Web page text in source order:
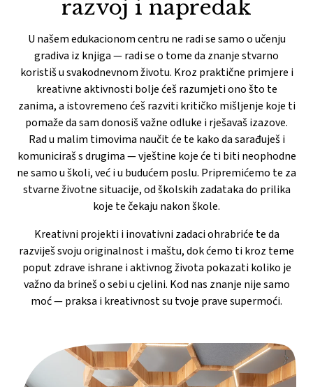
razvoj i napredak
U našem edukacionom centru ne radi se samo o učenju
gradiva iz knjiga — radi se o tome da znanje stvarno
koristiš u svakodnevnom životu. Kroz praktične primjere i
kreativne aktivnosti bolje ćeš razumjeti ono što te
zanima, a istovremeno ćeš razviti kritičko mišljenje koje ti
pomaže da sam donosiš važne odluke i rješavaš izazove.
Rad u malim timovima naučit će te kako da sarađuješ i
komuniciraš s drugima — vještine koje će ti biti neophodne
ne samo u školi, već i u budućem poslu. Pripremićemo te za
stvarne životne situacije, od školskih zadataka do prilika
koje te čekaju nakon škole.
Kreativni projekti i inovativni zadaci ohrabriće te da
razviješ svoju originalnost i maštu, dok ćemo ti kroz teme
poput zdrave ishrane i aktivnog života pokazati koliko je
važno da brineš o sebi u cjelini. Kod nas znanje nije samo
moć — praksa i kreativnost su tvoje prave supermoći.